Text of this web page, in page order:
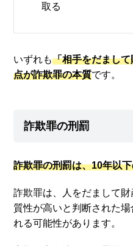
取る
いずれも「相手をだまし
点が詐欺罪の本質です。
詐欺罪の刑罰
詐欺罪の刑罰は、10年以
詐欺罪は、人をだまして
質性が高いと判断された
れる可能性があります。